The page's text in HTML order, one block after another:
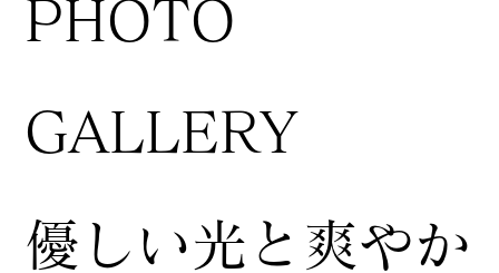
​PHOTO
GALLERY
​優しい光と爽やか